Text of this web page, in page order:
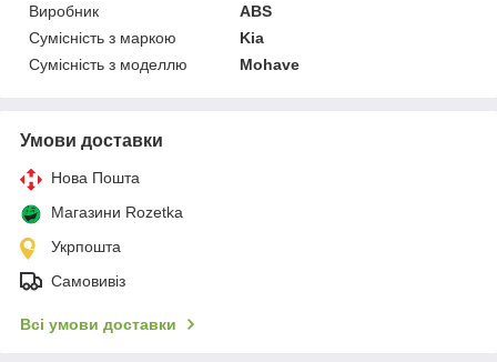
Виробник
ABS
Сумісність з маркою
Kia
Сумісність з моделлю
Mohave
Умови доставки
Нова Пошта
Магазини Rozetka
Укрпошта
Самовивіз
Всі умови доставки